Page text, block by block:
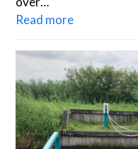
Read more